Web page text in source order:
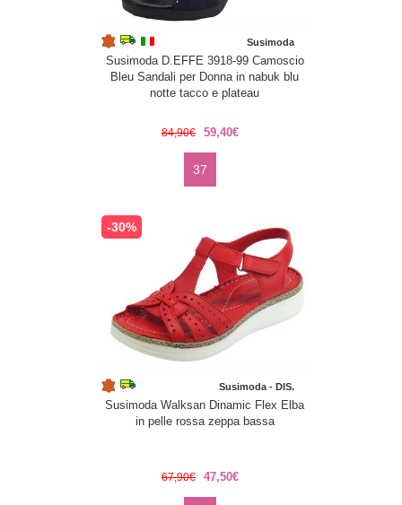
Susimoda
Susimoda D.EFFE 3918-99 Camoscio
Bleu Sandali per Donna in nabuk blu
notte tacco e plateau
84,90€ 59,40€
37
-30%
Susimoda - DIS.
Susimoda Walksan Dinamic Flex Elba
in pelle rossa zeppa bassa
67,90€ 47,50€